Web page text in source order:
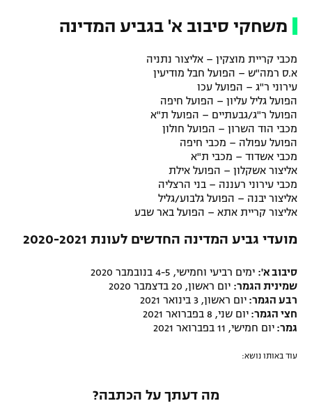
משחקי סיבוב א' בגביע המדינה
מכבי קריית מוצקין – אליצור נתניה
א.ס רמה"ש – הפועל חבל מודיעין
עירוני ר"ג – הפועל עכו
הפועל גליל עליון – הפועל חיפה
הפועל ר"ג/גבעתיים – הפועל ת"א
מכבי הוד השרון – הפועל חולון
הפועל עפולה – מכבי חיפה
מכבי אשדוד – מכבי ת"א
אליצור אשקלון – הפועל אילת
מכבי עירוני רעננה – בני הרצליה
אליצור יבנה – הפועל גלבוע/גליל
אליצור קריית אתא – הפועל באר שבע
מועדי גביע המדינה החדשים לעונת 2020-2021
סיבוב א': ימים רביעי וחמישי, 4-5 בנובמבר 2020
שמינית הגמר: יום ראשון, 20 בדצמבר 2020
רבע הגמר: יום ראשון, 3 בינואר 2021
חצי הגמר: יום שני, 8 בפברואר 2021
גמר: יום חמישי, 11 בפברואר 2021
עוד באותו נושא:
מה דעתך על הכתבה?